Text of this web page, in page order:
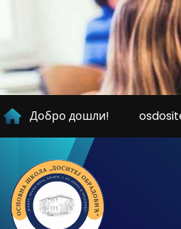
Добро дошли!